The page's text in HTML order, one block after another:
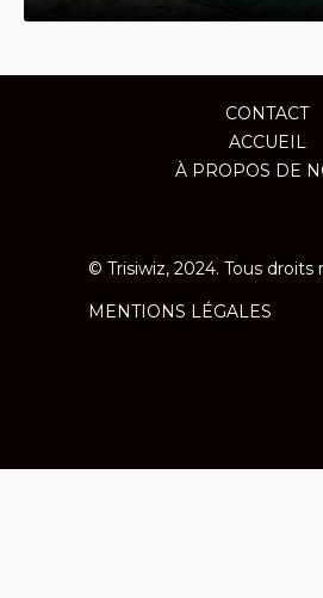
CONTACT
ACCUEIL
À PROPOS DE
© Trisiwiz, 2024. Tous droits
MENTIONS LÉGALES